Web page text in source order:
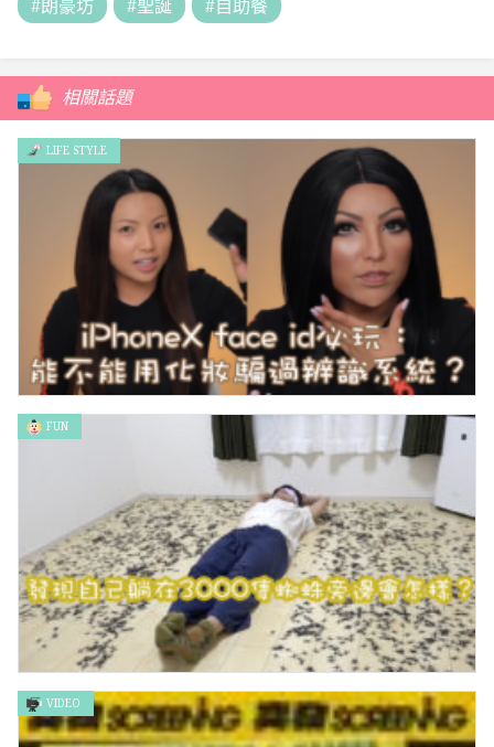
#朗豪坊 #聖誕 #自助餐
相關話題
iPhoneX face id必玩：能不能用化妝騙過辨識系統？
LIFE STYLE
發現自己躺在3000隻蜘蛛旁邊會怎樣？
FUN
VIDEO